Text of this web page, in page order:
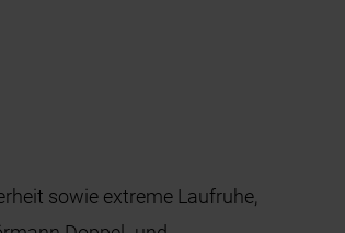
sowie extreme Laufruhe,